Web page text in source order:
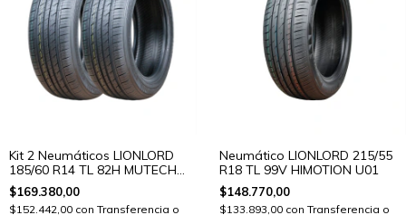
Kit 2 Neumáticos LIONLORD
185/60 R14 TL 82H MUTECH
H01
$169.380,00
$152.442,00 con Transferencia o
Neumático LIONLORD 215/55
R18 TL 99V HIMOTION U01
$148.770,00
$133.893,00 con Transferencia o